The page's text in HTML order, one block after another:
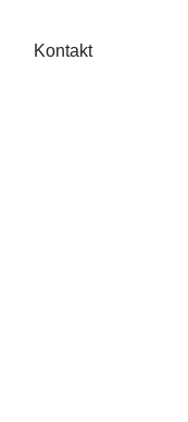
Kontakt